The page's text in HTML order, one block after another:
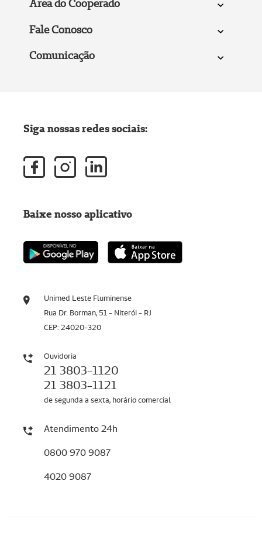
Área do Cooperado
Fale Conosco
Comunicação
Unimed Leste Fluminense
Rua Dr. Borman, 51 - Niterói - RJ
CEP: 24020-320
Ouvidoria
21 3803-1120
21 3803-1121
de segunda a sexta, horário comercial
Atendimento 24h
0800 970 9087
4020 9087
Siga nossas redes sociais:
Baixe nosso aplicativo